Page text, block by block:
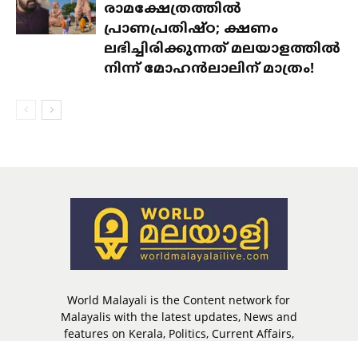
രാമക്ഷേത്രത്തിൽ
പ്രാണപ്രതിഷ്ഠ; ക്ഷണം
ലഭിച്ചിരിക്കുന്നത് മലയാളത്തിൽ
നിന്ന് മോഹൻലാലിന് മാത്രം!
World Malayali is the Content network for
Malayalis with the latest updates, News and
features on Kerala, Politics, Current Affairs,